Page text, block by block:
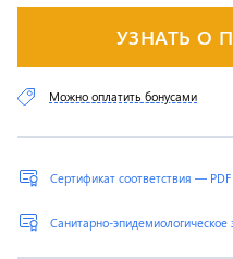
УЗНАТЬ О
Сертификат соответствия — PDF
Санитарно-
Можно оплатить бонусами